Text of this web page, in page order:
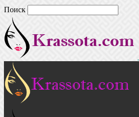
Поиск